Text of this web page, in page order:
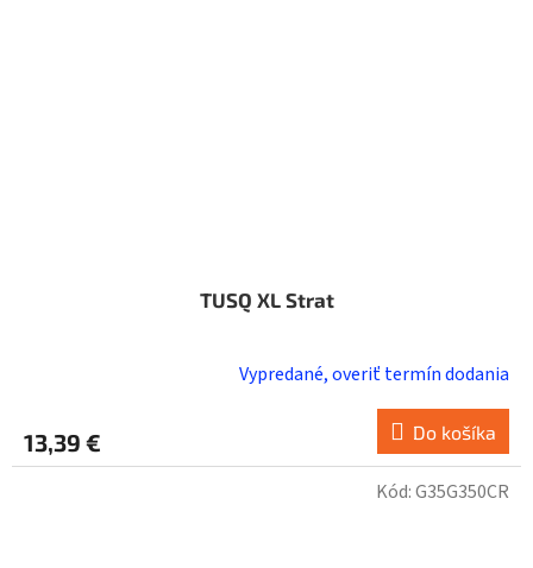
TUSQ XL Strat
Vypredané, overiť termín dodania
13,39 € Do košíka
Kód:G35G350CR